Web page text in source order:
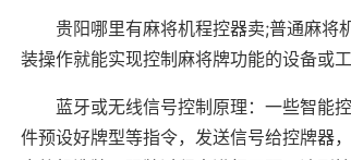
贵阳哪里有麻将机程控器卖;普通麻将
装操作就能实现控制麻将牌功能的设备或工
蓝牙或无线信号控制原理：一些智能
件预设好牌型等指令，发送信号给控牌器